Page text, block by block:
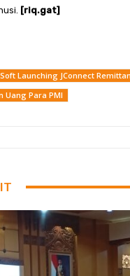
[riq.gat]
Launching JConnect
Uang Para PMI